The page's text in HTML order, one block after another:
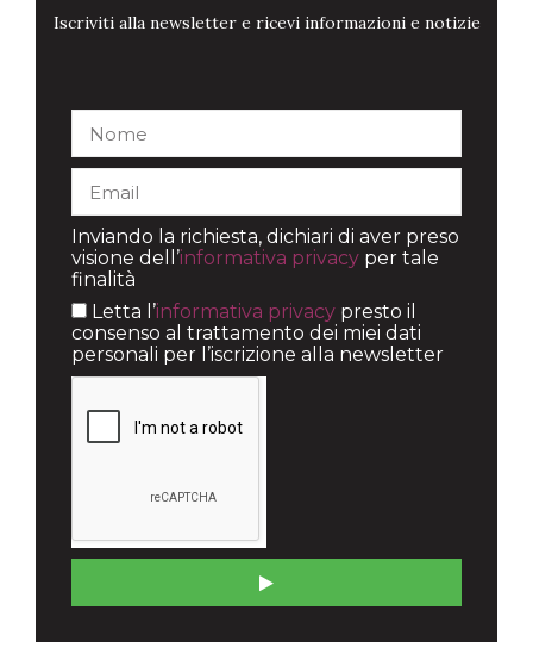
Iscriviti alla newsletter e ricevi informazioni e notizie
Inviando la richiesta, dichiari di aver preso
visione dell’informativa privacy per tale
finalità
Letta l’informativa privacy presto il
consenso al trattamento dei miei dati
personali per l’iscrizione alla newsletter